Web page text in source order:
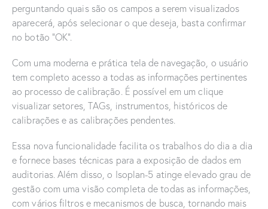
perguntando quais são os campos a serem visualizados
aparecerá, após selecionar o que deseja, basta confirmar
no botão “OK”.
Com uma moderna e prática tela de navegação, o usuário
tem completo acesso a todas as informações pertinentes
ao processo de calibração. É possível em um clique
visualizar setores, TAGs, instrumentos, históricos de
calibrações e as calibrações pendentes.
Essa nova funcionalidade facilita os trabalhos do dia a dia
e fornece bases técnicas para a exposição de dados em
auditorias. Além disso, o Isoplan-5 atinge elevado grau de
gestão com uma visão completa de todas as informações,
com vários filtros e mecanismos de busca, tornando mais